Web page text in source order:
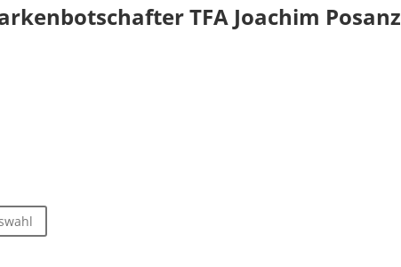
TFA Joachim Posanz